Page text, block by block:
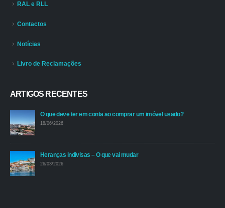
RAL e RLL
Contactos
Notícias
Livro de Reclamações
ARTIGOS RECENTES
O que deve ter em conta ao comprar um imóvel usado?
18/06/2026
Heranças indivisas – O que vai mudar
26/03/2026